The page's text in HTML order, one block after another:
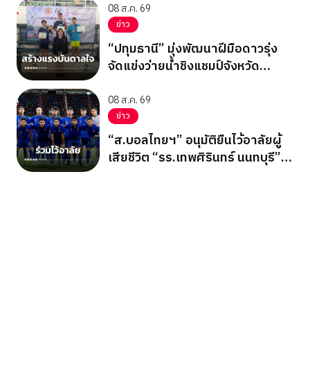
08 ส.ค. 69
ข่าว
“ปทุมธานี” มุ่งพัฒนาฝีมือดาวรุ่ง
จัดแข่งว่ายน้ำชิงแชมป์จังหวัด
08 ส.ค. 69
ข่าว
“ส.บอลไทยฯ” อนุมัติยืนไว้อาลัยผู้
เสียชีวิต “รร.เทพศิรินทร์ นนทบุรี”